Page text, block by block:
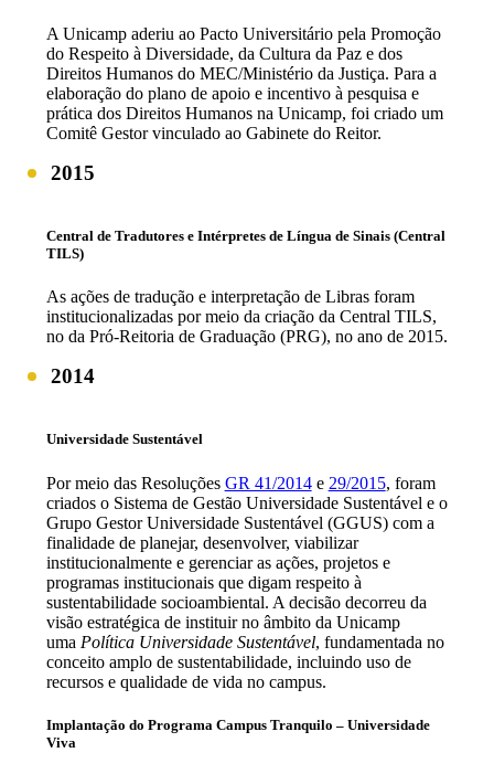
A Unicamp aderiu ao Pacto Universitário pela Promoção
do Respeito à Diversidade, da Cultura da Paz e dos
Direitos Humanos do MEC/Ministério da Justiça. Para a
elaboração do plano de apoio e incentivo à pesquisa e
prática dos Direitos Humanos na Unicamp, foi criado um
Comitê Gestor vinculado ao Gabinete do Reitor.
2015
Central de Tradutores e Intérpretes de Língua de Sinais (Central
TILS)
As ações de tradução e interpretação de Libras foram
institucionalizadas por meio da criação da Central TILS,
no da Pró-Reitoria de Graduação (PRG), no ano de 2015.
2014
Universidade Sustentável
Por meio das Resoluções GR 41/2014e 29/2015, foram
criados o Sistema de Gestão Universidade Sustentável e o
Grupo Gestor Universidade Sustentável (GGUS) com a
finalidade de planejar, desenvolver, viabilizar
institucionalmente e gerenciar as ações, projetos e
programas institucionais que digam respeito à
sustentabilidade socioambiental. A decisão decorreu da
visão estratégica de instituir no âmbito da Unicamp
uma Política Universidade Sustentável, fundamentada no
conceito amplo de sustentabilidade, incluindo uso de
recursos e qualidade de vida no campus.
Implantação do Programa Campus Tranquilo – Universidade
Viva